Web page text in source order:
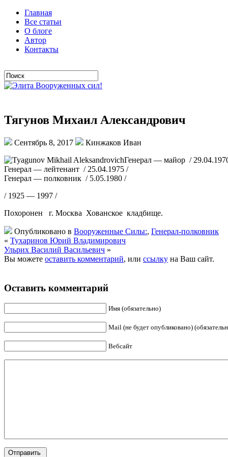
Главная
Все статьи
О блоге
Автор
Контакты
Тягунов Михаил Александрович
Сентябрь 8, 2017
Кинжаков Иван
Генерал — майор /
Генерал — лейтенант / 25.04.1975 /
Генерал — полковник / 5.05.1980 /
/ 1925 — 1997 /
Похоронен г. Москва Хованское кладбище.
Опубликовано в Вооруженные Силы:, Генерал-полковник
« Тухаринов Юрий Владимирович
Ульрих Василий Васильевич »
Вы можете оставить комментарий, или ссылку на Ваш сайт.
Оставить комментарий
Имя (обязательно)
Mail (не будет опубликовано)
Вебсайт